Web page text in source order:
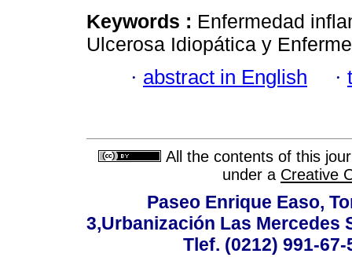
Keywords : Enfermedad
Ulcerosa Idiopática y
· abstract in English ·
All the contents of this
under a Creative
Paseo Enrique Easo,
3,Urbanización Las Mercedes
Tlef. (0212) 991-